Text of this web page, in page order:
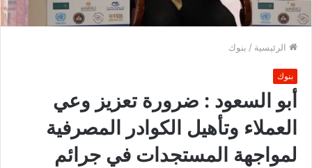
الرئيسية / بنوك
بنوك
أبو السعود : ضرورة تعزيز وعي
العملاء وتأهيل الكوادر المصرفية
لمواجهة المستجدات في جرائم